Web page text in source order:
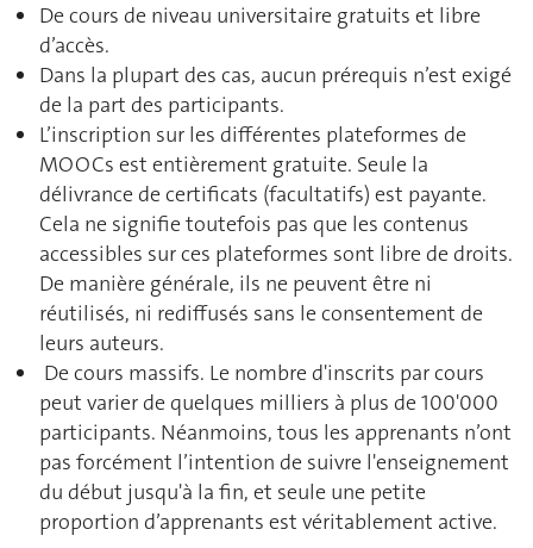
De cours de niveau universitaire gratuits et libre
d’accès.
Dans la plupart des cas, aucun prérequis n’est exigé
de la part des participants.
L’inscription sur les différentes plateformes de
MOOCs est entièrement gratuite. Seule la
délivrance de certificats (facultatifs) est payante.
Cela ne signifie toutefois pas que les contenus
accessibles sur ces plateformes sont libre de droits.
De manière générale, ils ne peuvent être ni
réutilisés, ni rediffusés sans le consentement de
leurs auteurs.
De cours massifs. Le nombre d'inscrits par cours
peut varier de quelques milliers à plus de 100'000
participants. Néanmoins, tous les apprenants n’ont
pas forcément l’intention de suivre l'enseignement
du début jusqu'à la fin, et seule une petite
proportion d’apprenants est véritablement active.